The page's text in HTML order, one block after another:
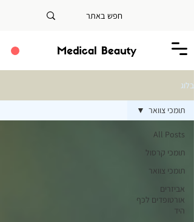
בלוג
All Posts
תומכי קרסול
תומכי צוואר
אביזרים
אורטופדים לכף
היד
תומכי צוואר